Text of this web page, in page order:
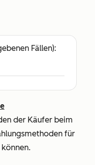
Fällen):
der Käufer beim
für